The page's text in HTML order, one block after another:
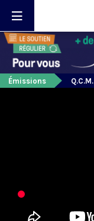
Émissions Q.C.M.